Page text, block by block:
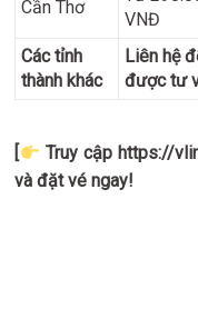
Cần Thơ
VNĐ
Các tỉnh
thành khác
Liên hệ
được tư
Truy cập https://
và đặt vé ngay!